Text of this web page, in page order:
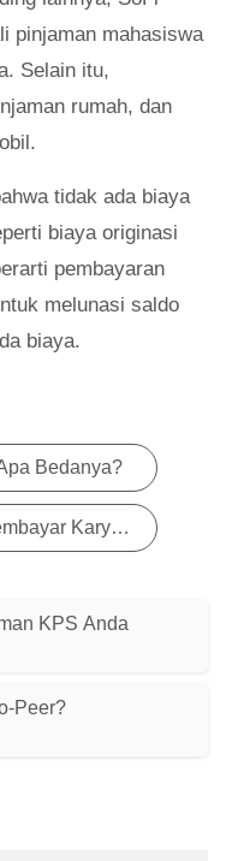
pinjaman mahasiswa
Selain itu,
rumah, dan
tidak ada biaya
biaya originasi
pembayaran
melunasi saldo
biaya.
Bedanya?
Wealthsimple Work:Membayar Karyawan Startup
KPS Anda
Peer?